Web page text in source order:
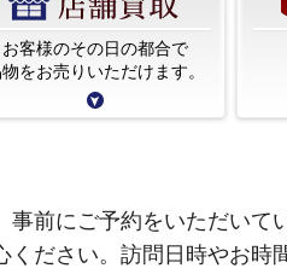
お客様のその日の都合で
をお売りいただけます。
事前にご予約をいただいて
ください。訪問日時やお時